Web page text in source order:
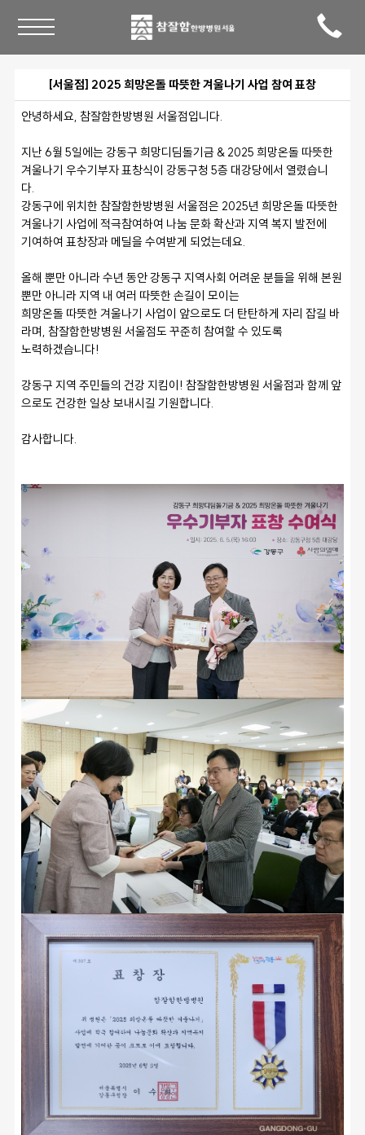
[서울점] 2025 희망온돌 따뜻한 겨울나기 사업 참여 표창
안녕하세요, 참잘함한방병원 서울점입니다.
지난 6월 5일에는 강동구 희망디딤돌기금 & 2025 희망온돌 따뜻한
겨울나기 우수기부자 표창식이 강동구청 5층 대강당에서 열렸습니
다.
강동구에 위치한 참잘함한방병원 서울점은 2025년 희망온돌 따뜻한
겨울나기 사업에 적극참여하여 나눔 문화 확산과 지역 복지 발전에
기여하여 표창장과 메딜을 수여받게 되었는데요.
올해 뿐만 아니라 수년 동안 강동구 지역사회 어려운 분들을 위해 본원
뿐만 아니라 지역 내 여러 따뜻한 손길이 모이는
희망온돌 따뜻한 겨울나기 사업이 앞으로도 더 탄탄하게 자리 잡길 바
라며, 참잘함한방병원 서울점도 꾸준히 참여할 수 있도록
노력하겠습니다!
강동구 지역 주민들의 건강 지킴이! 참잘함한방병원 서울점과 함께 앞
으로도 건강한 일상 보내시길 기원합니다.
감사합니다.